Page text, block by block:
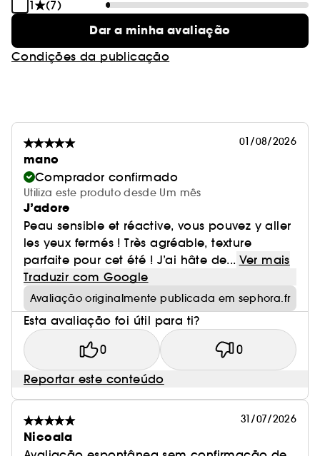
1 (7)
Dar a minha avaliação
Condições da publicação
01/08/2026
mano
Comprador confirmado
Utiliza este produto desde Um mês
J’adore
Peau sensible et réactive, vous pouvez y aller
les yeux fermés ! Très agréable, texture
parfaite pour cet été ! J’ai hâte de... Ver mais
Traduzir com Google
Avaliação originalmente publicada em sephora.fr
Esta avaliação foi útil para ti?
0 0
Reportar este conteúdo
31/07/2026
Nicoala